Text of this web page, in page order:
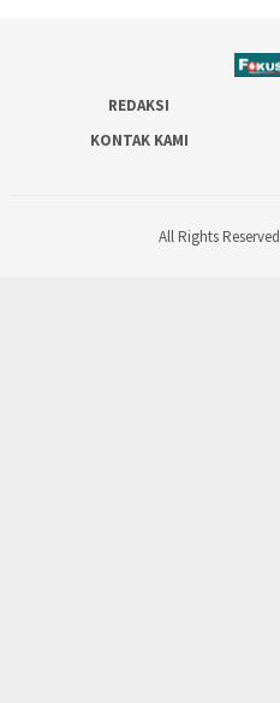
REDAKSI
KONTAK KAMI
All Rights Reserved